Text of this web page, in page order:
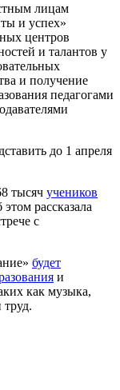
лицам
и успех»
центров
и талантов у
и получение
педагогами
до 1 апреля
тысяч учеников
рассказала
с
будет
и
как музыка,
труд.